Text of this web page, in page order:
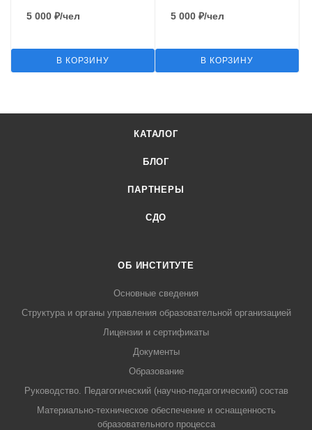
5 000 ₽/чел
В КОРЗИНУ
5 000 ₽/чел
В КОРЗИНУ
КАТАЛОГ
БЛОГ
ПАРТНЕРЫ
СДО
ОБ ИНСТИТУТЕ
Основные сведения
Структура и органы управления образовательной организацией
Лицензии и сертификаты
Документы
Образование
Руководство. Педагогический (научно-педагогический) состав
Материально-техническое обеспечение и оснащенность
образовательного процесса